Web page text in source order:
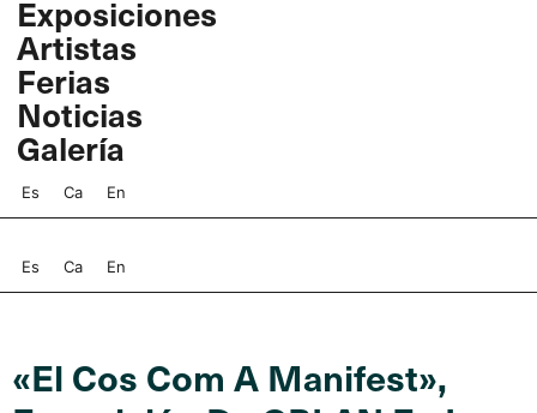
contenido
Exposiciones
Artistas
Ferias
Noticias
Galería
Es Ca En
Es Ca En
«El Cos Com A Manifest»,